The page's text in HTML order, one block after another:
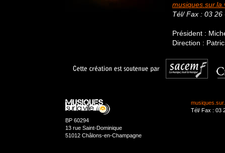
Tél/ Fax : 03 26
Président :
Direction :
BP 60294
13 rue Saint-Dominique
51012 Châlons-en-Champagne
Tél/ Fax : 03